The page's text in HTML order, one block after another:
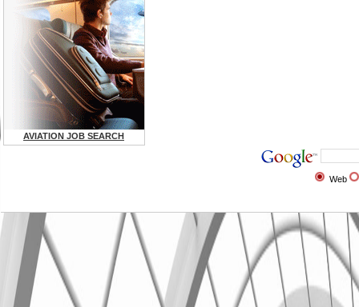
AVIATION JOB SEARCH
Web